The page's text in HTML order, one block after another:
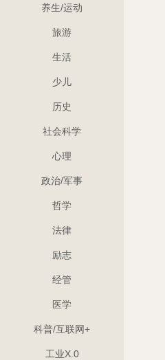
养生/运动
旅游
生活
少儿
历史
社会科学
心理
政治/军事
哲学
法律
励志
经管
医学
科普/互联网+
工业X.0